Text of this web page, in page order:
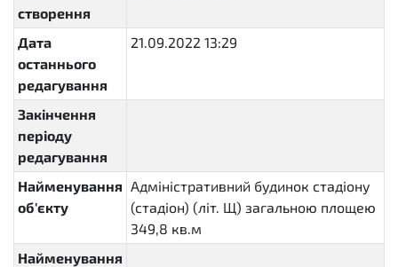
створення
Дата
останнього
редагування
21.09.2022 13:29
Закінчення
періоду
редагування
Найменування
об'єкту
Адміністративний будинок стадіону
(стадіон) (літ. Щ) загальною площею
349,8 кв.м
Найменування